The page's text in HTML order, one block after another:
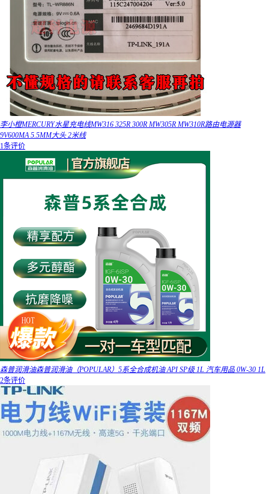
李小橙MERCURY水星充电线MW316 325R 300R MW305R MW310R路由电源器
9V600MA 5.5MM大头 2米线
1条评价
森普润滑油森普润滑油（POPULAR）5系全合成机油 API SP级 1L 汽车用品 0W-30 1L
2条评价